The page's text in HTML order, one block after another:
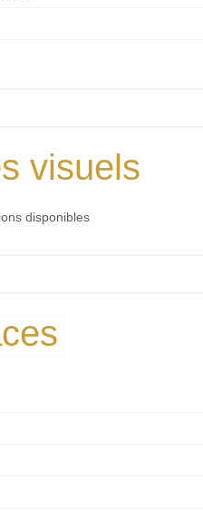
visuels
disponibles